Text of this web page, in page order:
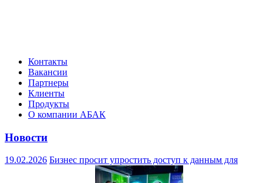
Контакты
Вакансии
Партнеры
Клиенты
Продукты
О компании АБАК
Новости
19.02.2026 Бизнес просит упростить доступ к данным для